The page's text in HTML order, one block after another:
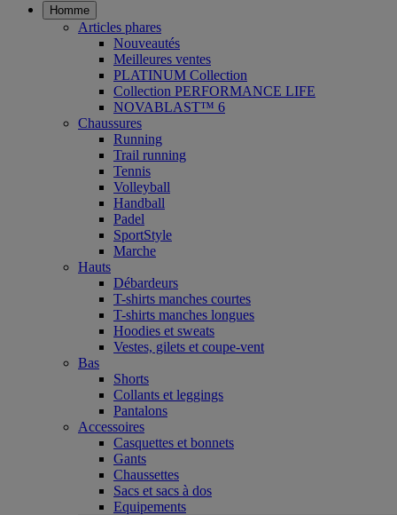
Homme
Articles phares
Nouveautés
Meilleures ventes
PLATINUM Collection
Collection PERFORMANCE LIFE
NOVABLAST™ 6
Chaussures
Running
Trail running
Tennis
Volleyball
Handball
Padel
SportStyle
Marche
Hauts
Débardeurs
T-shirts manches courtes
T-shirts manches longues
Hoodies et sweats
Vestes, gilets et coupe-vent
Bas
Shorts
Collants et leggings
Pantalons
Accessoires
Casquettes et bonnets
Gants
Chaussettes
Sacs et sacs à dos
Equipements